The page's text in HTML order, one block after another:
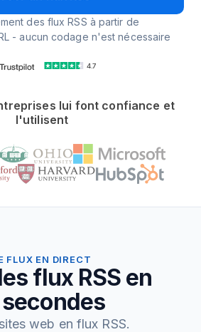
des flux RSS à partir de
- aucun codage n'est nécessaire
4.7
lui font confiance et
l'utilisent
FLUX EN DIRECT
flux RSS en
web en flux RSS.